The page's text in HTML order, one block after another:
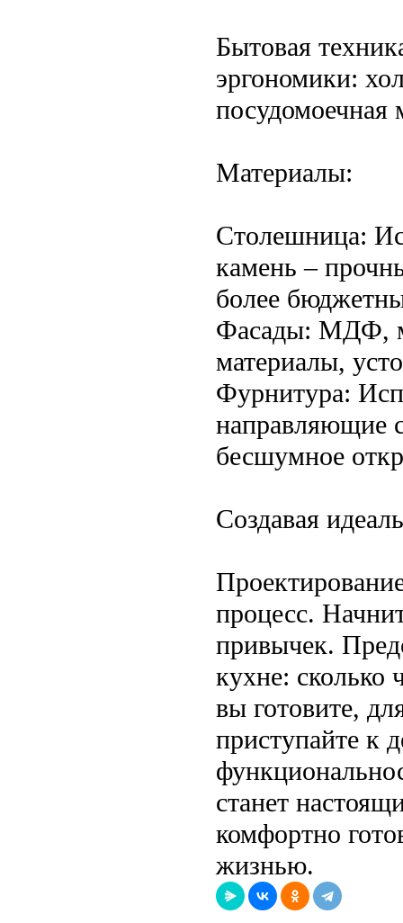
Бытовая
эргономики:
Материалы:
Столешница:
камень –
более
Фасады: МДФ,
материалы,
Фурнитура:
направляющие
бесшумное
Создавая
процесс.
привычек.
кухне: сколько
вы готовите,
приступайте к
станет
комфортно
жизнью.